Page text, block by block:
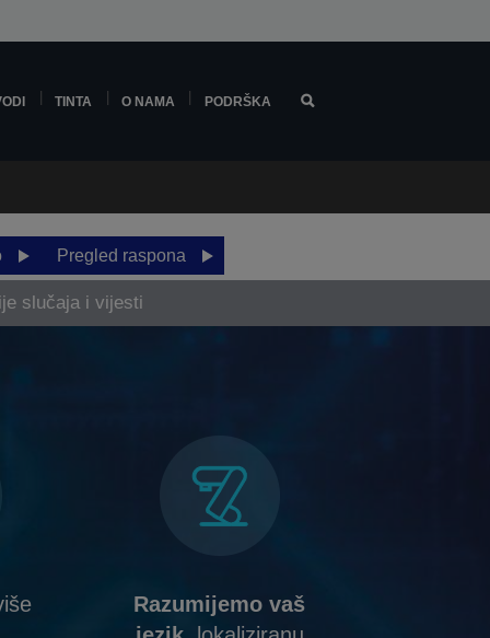
TINTA O NAMA PODRŠKA
Pregled raspona
slučaja i vijesti
Razumijemo vaš